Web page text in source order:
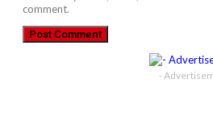
comment.
-